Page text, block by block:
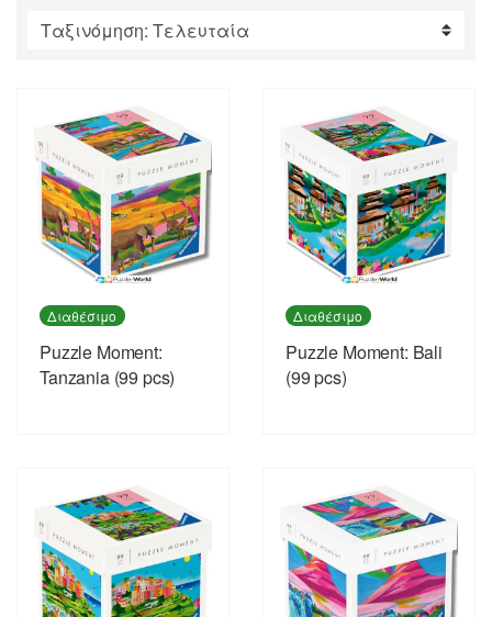
Διαθέσιμο
Puzzle Moment:
Tanzania (99 pcs)
Διαθέσιμο
Puzzle Moment: Bali
(99 pcs)